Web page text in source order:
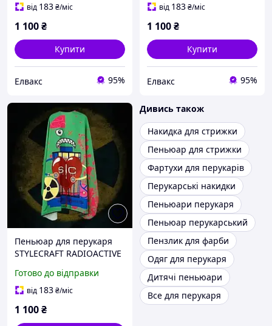
від 183₴/міс
1 100₴
Купити
Елвакс 95%
від 183₴/міс
1 100₴
Купити
Елвакс 95%
Пеньюар для перукаря
STYLECRAFT RADIOACTIVE
Готово до відправки
від 183₴/міс
1 100₴
Дивись також
Накидка для стрижки
Пеньюар для стрижки
Фартухи для перукарів
Перукарські накидки
Пеньюари перукаря
Пеньюар перукарський
Пензлик для фарби
Одяг для перукаря
Дитячі пеньюари
Все для перукаря